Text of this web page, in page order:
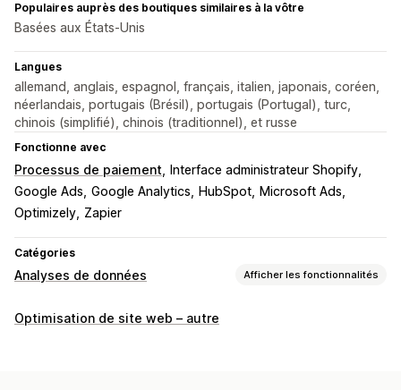
Populaires auprès des boutiques similaires à la vôtre
Basées aux États-Unis
Langues
allemand, anglais, espagnol, français, italien, japonais, coréen,
néerlandais, portugais (Brésil), portugais (Portugal), turc,
chinois (simplifié), chinois (traditionnel), et russe
Fonctionne avec
Processus de paiement
Interface administrateur Shopify
Google Ads Google Analytics HubSpot
Microsoft Ads
Optimizely Zapier
Catégories
Analyses de données Afficher les fonctionnalités
Comportement du client
Optimisation de site web – autre